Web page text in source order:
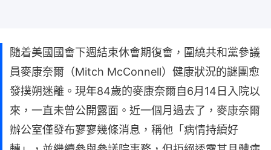
隨着美國國會下週結束休會期復會，圍繞共和黨參議
員麥康奈爾（Mitch McConnell）健康狀況的謎團愈
發撲朔迷離。現年84歲的麥康奈爾自6月14日入院以
來，一直未曾公開露面。近一個月過去了，麥康奈爾
辦公室僅發布寥寥幾條消息，稱他「病情持續好